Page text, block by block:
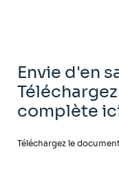
Envie d'en
complète
Téléchargez le